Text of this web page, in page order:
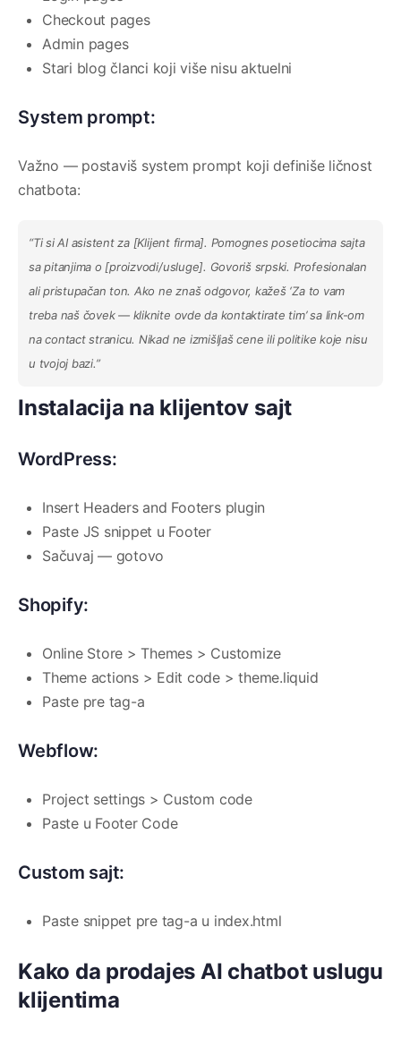
Checkout pages
Admin pages
Stari blog članci koji više nisu aktuelni
System prompt:
Važno — postaviš system prompt koji definiše ličnost
chatbota:
“Ti si AI asistent za [Klijent firma]. Pomognes posetiocima sajta
sa pitanjima o [proizvodi/usluge]. Govoriš srpski. Profesionalan
ali pristupačan ton. Ako ne znaš odgovor, kažeš ‘Za to vam
treba naš čovek — kliknite ovde da kontaktirate tim’ sa link-om
na contact stranicu. Nikad ne izmišljaš cene ili politike koje nisu
u tvojoj bazi.”
Instalacija na klijentov sajt
WordPress:
Insert Headers and Footers plugin
Paste JS snippet u Footer
Sačuvaj — gotovo
Shopify:
Online Store > Themes > Customize
Theme actions > Edit code > theme.liquid
Paste pre tag-a
Webflow:
Project settings > Custom code
Paste u Footer Code
Custom sajt:
Paste snippet pre tag-a u index.html
Kako da prodajes AI chatbot uslugu
klijentima